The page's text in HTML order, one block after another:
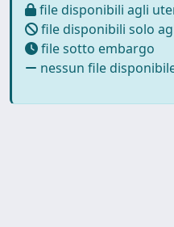
file disponibili agli
file disponibili solo
file sotto embargo
nessun file